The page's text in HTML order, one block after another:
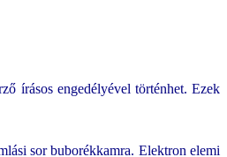
írásos engedélyével történhet. Ezek
sor buborékkamra. Elektron elemi